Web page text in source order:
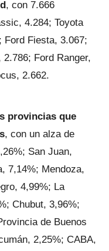
, con 7.666
4.284; Toyota
Ford Fiesta, 3.067;
Ford Ranger,
2.662.
provincias que
, con un alza de
San Juan,
7,14%; Mendoza,
4,99%; La
Chubut, 3,96%;
de Buenos
2,25%; CABA,